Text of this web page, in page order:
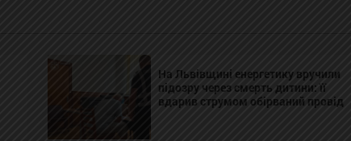
На Львівщині енергетику вручили
підозру через смерть дитини: її
вдарив струмом обірваний провід